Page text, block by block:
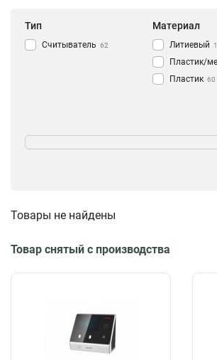
Тип
Считыватель 62
Материал
Литиевый 1
Пластик/
Пластик 60
IP64 12 1Вт 2
100х48х35мм 1
117х675х143мм 1
118х76х23мм
129х76х147мм 2
Товары не найдены
Товар снятый с производства